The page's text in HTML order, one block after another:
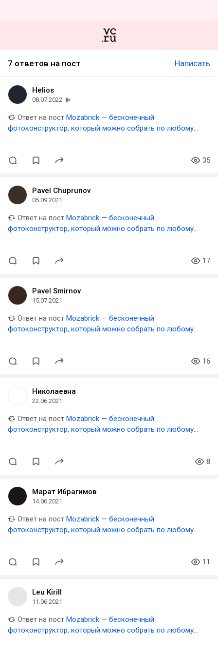
7 ответов на пост Написать
Helios
08.07.2022
Ответ на пост Mozabrick — бесконечный
фотоконструктор, который можно собрать по любому
35
Pavel Chuprunov
05.09.2021
Ответ на пост Mozabrick — бесконечный
фотоконструктор, который можно собрать по любому
17
Pavel Smirnov
15.07.2021
Ответ на пост Mozabrick — бесконечный
фотоконструктор, который можно собрать по любому
16
Николаевна
22.06.2021
Ответ на пост Mozabrick — бесконечный
фотоконструктор, который можно собрать по любому
8
Марат Ибрагимов
14.06.2021
Ответ на пост Mozabrick — бесконечный
фотоконструктор, который можно собрать по любому
11
Leu Kirill
11.06.2021
Ответ на пост Mozabrick — бесконечный
фотоконструктор, который можно собрать по любому